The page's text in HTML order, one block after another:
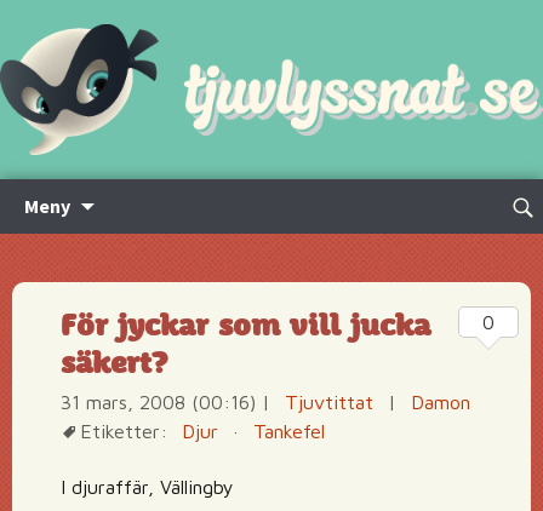
Meny
innehåll
Sök
För jyckar som vill jucka
säkert?
31 mars, 2008 (00:16) | Tjuvtittat |
Damon
Etiketter:
Djur · Tankefel
I djuraffär, Vällingby
0